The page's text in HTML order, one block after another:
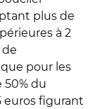
plus de
à 2
pour les
50% du
euros figurant